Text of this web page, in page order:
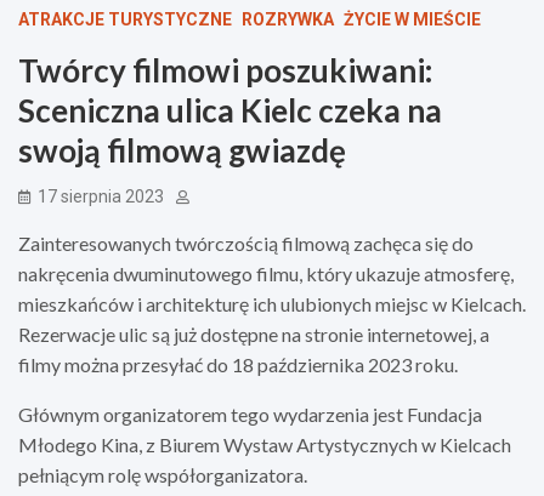
ATRAKCJE TURYSTYCZNE ROZRYWKA ŻYCIE W MIEŚCIE
Twórcy filmowi poszukiwani:
Sceniczna ulica Kielc czeka na
swoją filmową gwiazdę
17 sierpnia 2023
Zainteresowanych twórczością filmową zachęca się do
nakręcenia dwuminutowego filmu, który ukazuje atmosferę,
mieszkańców i architekturę ich ulubionych miejsc w Kielcach.
Rezerwacje ulic są już dostępne na stronie internetowej, a
filmy można przesyłać do 18 października 2023 roku.
Głównym organizatorem tego wydarzenia jest Fundacja
Młodego Kina, z Biurem Wystaw Artystycznych w Kielcach
pełniącym rolę współorganizatora.